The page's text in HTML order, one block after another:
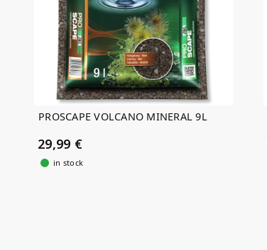
PROSCAPE VOLCANO MINERAL 9L
29,99 €
in stock